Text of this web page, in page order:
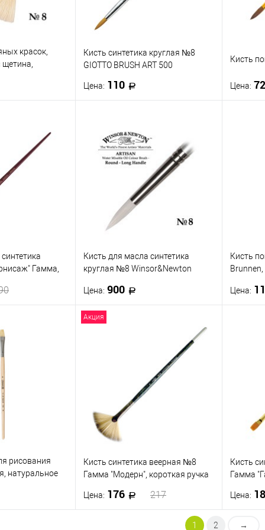
красок,
щетина,
К сравнению
Кисть синтетика круглая №8
GIOTTO BRUSH ART 500
Цена: 110
Купить в 1 клик
К сравнению
В наличии
Кисть
Цена: 72
Гамма,
Кисть для масла синтетика
круглая №8 Winsor&Newton
Цена: 900
К сравнению
Кисть
Цена:
рисования
натуральное
Акция
Кисть синтетика веерная №8
Гамма "Модерн", короткая ручка
Цена: 176 217
Кисть
Гамма
Цена:
1 2 →